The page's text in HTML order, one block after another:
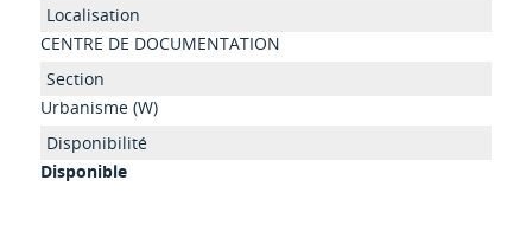
CENTRE DE DOCUMENTATION
Urbanisme (W)
Disponible